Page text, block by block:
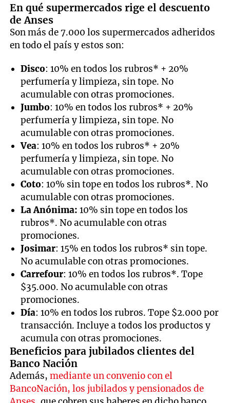
En qué supermercados rige el descuento
de Anses
Son más de 7.000 los supermercados adheridos
en todo el país y estos son:
Disco: 10% en todos los rubros* + 20%
perfumería y limpieza, sin tope. No
acumulable con otras promociones.
Jumbo: 10% en todos los rubros* + 20%
perfumería y limpieza, sin tope. No
acumulable con otras promociones.
Vea: 10% en todos los rubros* + 20%
perfumería y limpieza, sin tope. No
acumulable con otras promociones.
Coto: 10% sin tope en todos los rubros*. No
acumulable con otras promociones.
La Anónima: 10% sin tope en todos los
rubros*. No acumulable con otras
promociones.
Josimar: 15% en todos los rubros* sin tope.
No acumulable con otras promociones.
Carrefour: 10% en todos los rubros*. Tope
$35.000. No acumulable con otras
promociones.
Día: 10% en todos los rubros. Tope $2.000 por
transacción. Incluye a todos los productos y
acumula con otras promociones.
Beneficios para jubilados clientes del
Banco Nación
Además,mediante un convenio con el
BancoNación, los jubilados y pensionados de